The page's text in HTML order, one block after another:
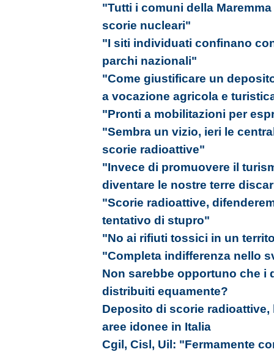
"Tutti i comuni della
scorie nucleari"
"I siti individuati confinano
parchi nazionali"
"Come giustificare un
a vocazione agricola e
"Pronti a mobilitazioni per
"Sembra un vizio, ieri le
scorie radioattive"
"Invece di promuovere il
diventare le nostre terre
"Scorie radioattive,
tentativo di stupro"
"No ai rifiuti tossici in un
"Completa indifferenza nello
Non sarebbe opportuno che i
distribuiti equamente?
Deposito di scorie
aree idonee in Italia
Cgil, Cisl, Uil: "Fermamente